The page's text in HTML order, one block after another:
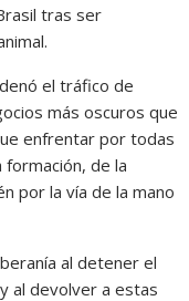
tras ser
el tráfico de
más oscuros que
enfrentar por todas
formación, de la
por la vía de la mano
al detener el
al devolver a estas